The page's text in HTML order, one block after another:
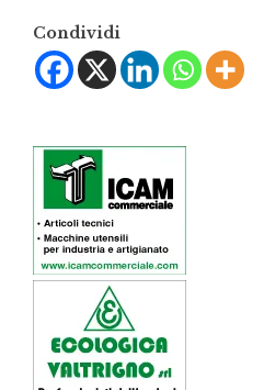
Condividi